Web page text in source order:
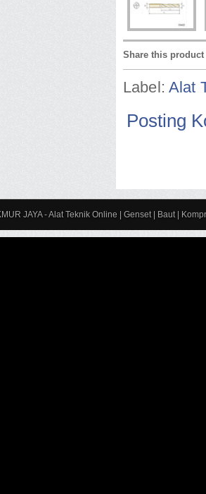
Share this product
Label: Alat
Posting
JAYA - Alat Teknik Online | Genset | Baut |